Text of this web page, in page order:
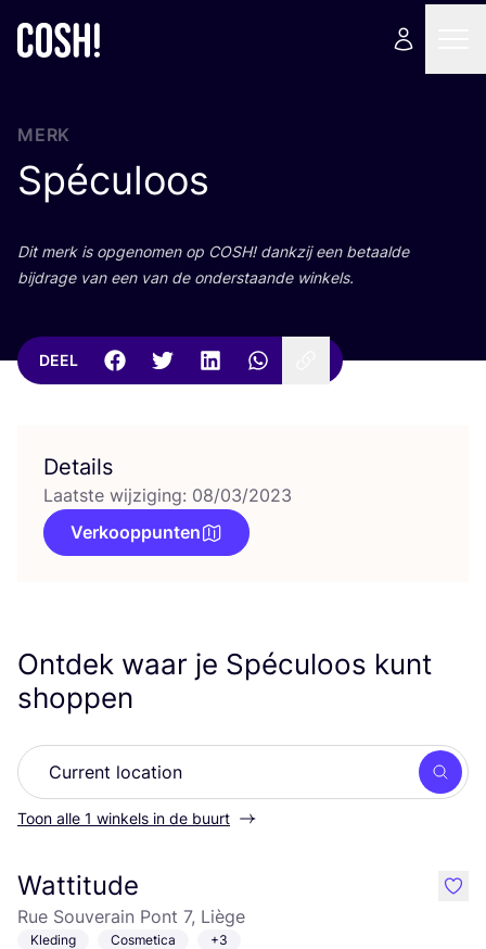
MERK
Spéculoos
Dit merk is opge­no­men op COSH! dank­zij een betaal­de
bij­dra­ge van een van de onder­staan­de winkels.
DEEL
Details
Laatste wijziging: 08/03/2023
Verkooppunten
Ontdek waar je Spéculoos kunt
shoppen
Zoek
Toon alle 1 winkels in de buurt
Wattitude
Rue Souverain Pont 7, Liège
Kleding Cosmetica +3
like